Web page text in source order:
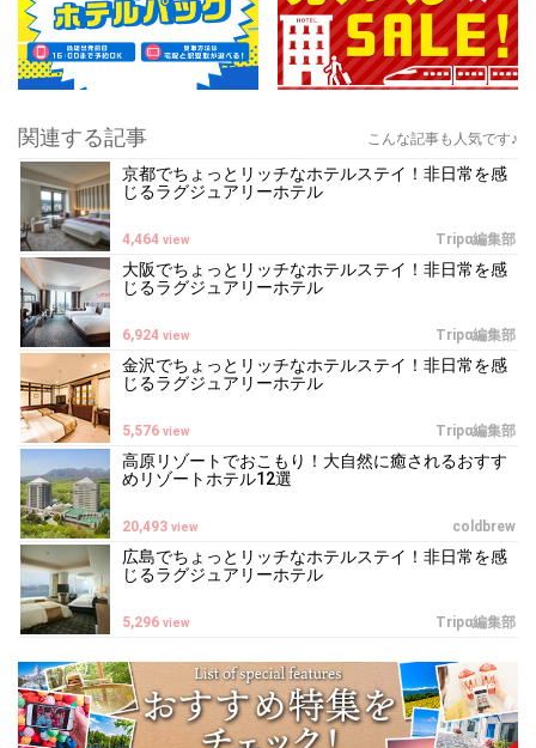
関連する記事 こんな記事も人気です♪
京都でちょっとリッチなホテルステイ！非日常を感
じるラグジュアリーホテル
Tripα編集部
4,464 view
大阪でちょっとリッチなホテルステイ！非日常を感
じるラグジュアリーホテル
Tripα編集部
6,924 view
金沢でちょっとリッチなホテルステイ！非日常を感
じるラグジュアリーホテル
Tripα編集部
5,576 view
高原リゾートでおこもり！大自然に癒されるおすす
めリゾートホテル12選
coldbrew
20,493 view
広島でちょっとリッチなホテルステイ！非日常を感
じるラグジュアリーホテル
Tripα編集部
5,296 view